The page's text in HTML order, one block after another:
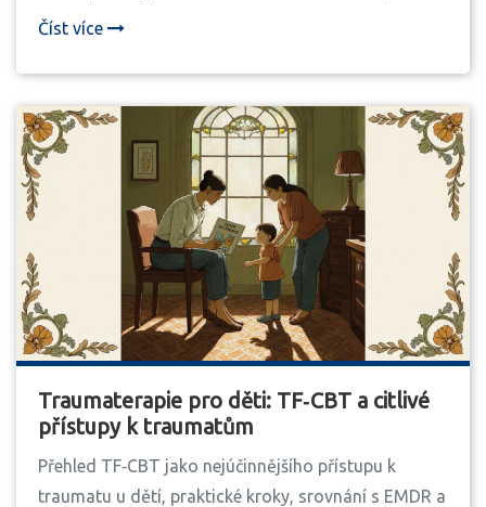
Číst více
Traumaterapie pro děti: TF‑CBT a citlivé
přístupy k traumatům
Přehled TF‑CBT jako nejúčinnějšího přístupu k
traumatu u dětí, praktické kroky, srovnání s EMDR a